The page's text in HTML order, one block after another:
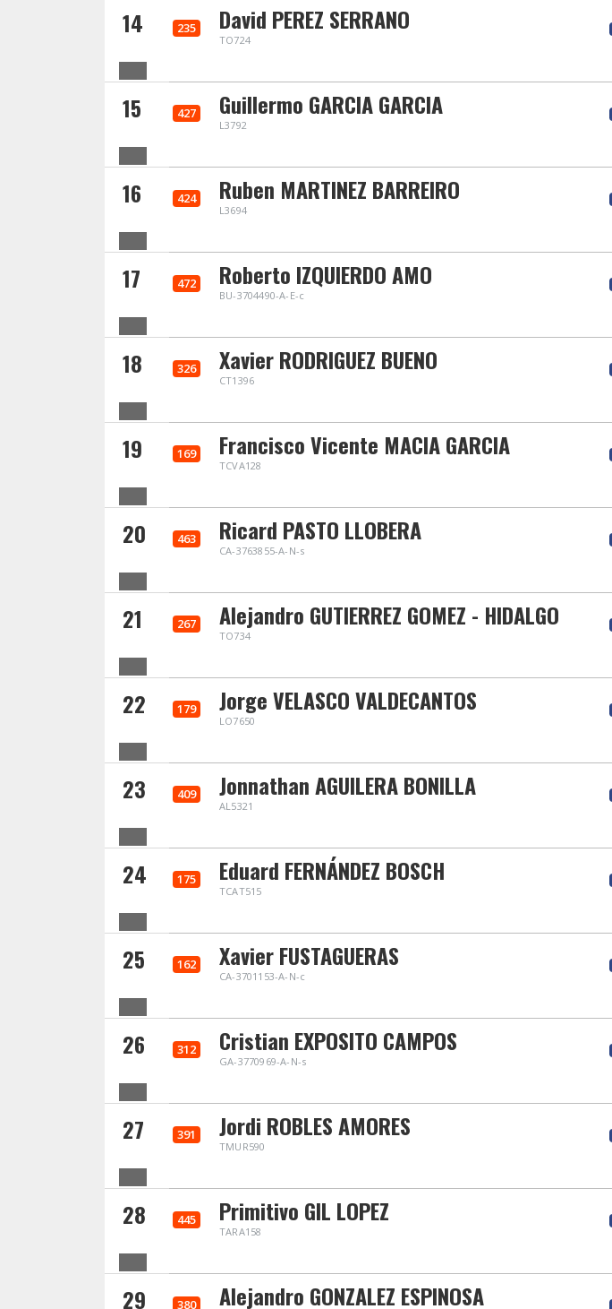
14 235 David PEREZ SERRANO
TO724
15 427 Guillermo GARCIA GARCIA
L3792
16 424 Ruben MARTINEZ BARREIRO
L3694
17 472 Roberto IZQUIERDO AMO
BU-3704490-A-E-c
18 326 Xavier RODRIGUEZ BUENO
CT1396
19 169 Francisco Vicente MACIA GARCIA
TCVA128
20 463 Ricard PASTO LLOBERA
CA-3763855-A-N-s
21 267 Alejandro GUTIERREZ GOMEZ - HIDALGO
TO734
22 179 Jorge VELASCO VALDECANTOS
LO7650
23 409 Jonnathan AGUILERA BONILLA
AL5321
24 175 Eduard FERNÁNDEZ BOSCH
TCAT515
25 162 Xavier FUSTAGUERAS
CA-3701153-A-N-c
26 312 Cristian EXPOSITO CAMPOS
GA-3770969-A-N-s
27 391 Jordi ROBLES AMORES
TMUR590
28 445 Primitivo GIL LOPEZ
TARA158
29 380 Alejandro GONZALEZ ESPINOSA